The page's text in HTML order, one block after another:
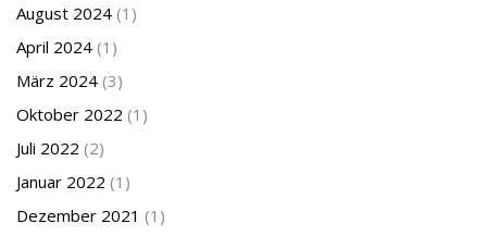
August 2024 (1)
April 2024 (1)
März 2024 (3)
Oktober 2022 (1)
Juli 2022 (2)
Januar 2022 (1)
Dezember 2021 (1)